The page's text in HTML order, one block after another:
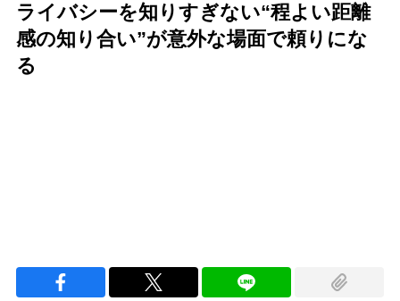
ライバシーを知りすぎない“程よい距離
感の知り合い”が意外な場面で頼りにな
る